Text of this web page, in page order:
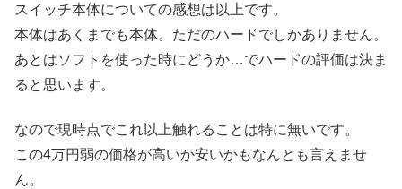
スイッチ本体についての感想は以上です。
本体はあくまでも本体。ただのハードでしかありません。
あとはソフトを使った時にどうか…でハードの評価は決ま
ると思います。
なので現時点でこれ以上触れることは特に無いです。
この4万円弱の価格が高いか安いかもなんとも言えませ
ん。